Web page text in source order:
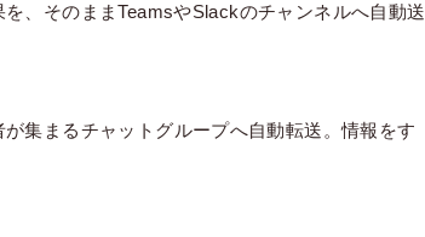
、そのままTeamsやSlackのチャンネルへ自動送
集まるチャットグループへ自動転送。情報をす